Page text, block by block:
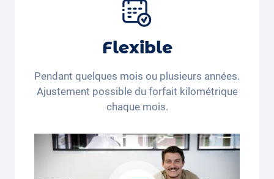
Flexible
Pendant quelques mois ou plusieurs années.
Ajustement possible du forfait kilométrique
chaque mois.